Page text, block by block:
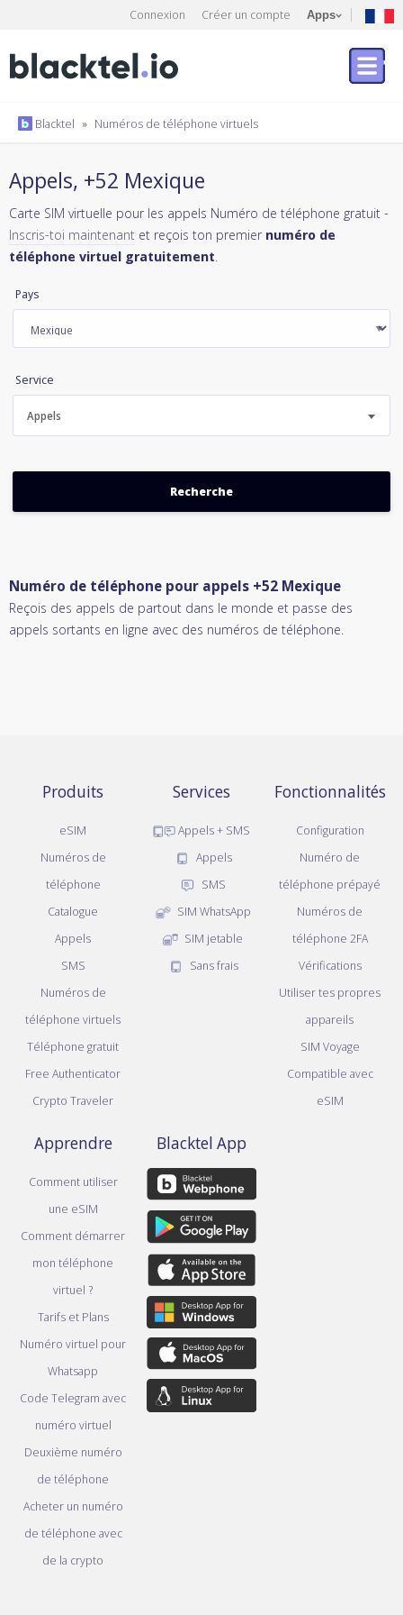
Connexion Créer un compte Apps
Blacktel » Numéros de téléphone virtuels
Appels, +52 Mexique
Carte SIM virtuelle pour les appels Numéro de téléphone gratuit -
Inscris-toi maintenant et reçois ton premier numéro de
téléphone virtuel gratuitement.
Pays
Service
Appels
Numéro de téléphone pour appels +52 Mexique
Reçois des appels de partout dans le monde et passe des
appels sortants en ligne avec des numéros de téléphone.
Produits
eSIM
Numéros de
téléphone
Catalogue
Appels
SMS
Numéros de
téléphone virtuels
Téléphone gratuit
Free Authenticator
Crypto Traveler
Services
Appels + SMS
Appels
SMS
SIM WhatsApp
SIM jetable
Sans frais
Fonctionnalités
Configuration
Numéro de
téléphone prépayé
Numéros de
téléphone 2FA
Vérifications
Utiliser tes propres
appareils
SIM Voyage
Compatible avec
eSIM
Apprendre
Comment utiliser
une eSIM
Comment démarrer
mon téléphone
virtuel ?
Tarifs et Plans
Numéro virtuel pour
Whatsapp
Code Telegram avec
numéro virtuel
Deuxième numéro
de téléphone
Acheter un numéro
de téléphone avec
de la crypto
Blacktel App